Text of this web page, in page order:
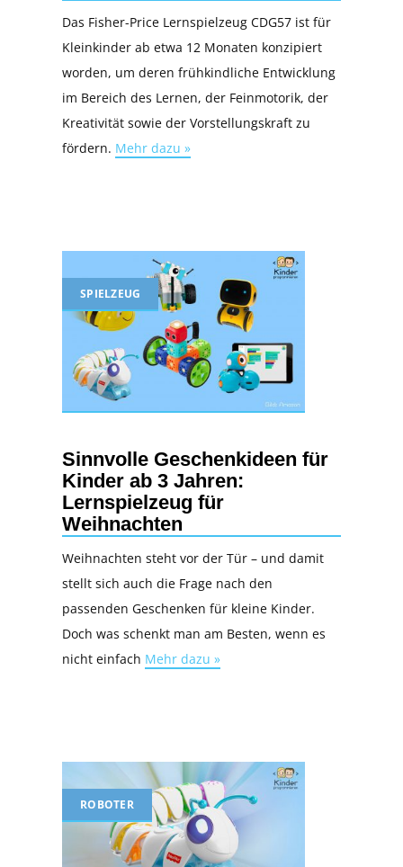
Das Fisher-Price Lernspielzeug CDG57 ist für
Kleinkinder ab etwa 12 Monaten konzipiert
worden, um deren frühkindliche Entwicklung
im Bereich des Lernen, der Feinmotorik, der
Kreativität sowie der Vorstellungskraft zu
fördern. Mehr dazu »
SPIELZEUG
Sinnvolle Geschenkideen für
Kinder ab 3 Jahren:
Lernspielzeug für
Weihnachten
Weihnachten steht vor der Tür – und damit
stellt sich auch die Frage nach den
passenden Geschenken für kleine Kinder.
Doch was schenkt man am Besten, wenn es
nicht einfach Mehr dazu »
ROBOTER